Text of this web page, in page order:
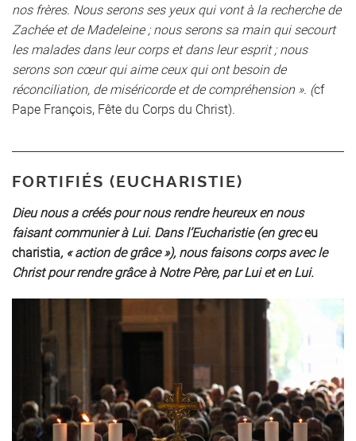
nos frères. Nous serons ses yeux qui vont à la recherche de
Zachée et de Madeleine ; nous serons sa main qui secourt
les malades dans leur corps et dans leur esprit ; nous
serons son cœur qui aime ceux qui ont besoin de
réconciliation, de miséricorde et de compréhension ». (cf
Pape François, Fête du Corps du Christ).
FORTIFIÉS (EUCHARISTIE)
Dieu nous a créés pour nous rendre heureux en nous
faisant communier à Lui. Dans l’Eucharistie (en greceu
charistia, « action de grâce »), nous faisons corps avec le
Christ pour rendre grâce à Notre Père, par Lui et en Lui.